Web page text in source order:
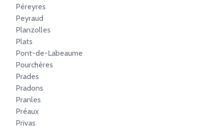
Péreyres
Peyraud
Planzolles
Plats
Pont-de-Labeaume
Pourchères
Prades
Pradons
Pranles
Préaux
Privas